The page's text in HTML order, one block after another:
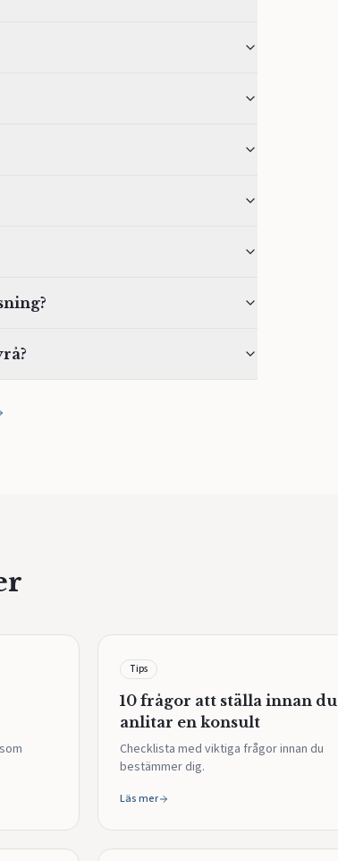
Tips
10 frågor att ställa innan du
anlitar en konsult
Checklista med viktiga frågor innan du
bestämmer dig.
Läs mer